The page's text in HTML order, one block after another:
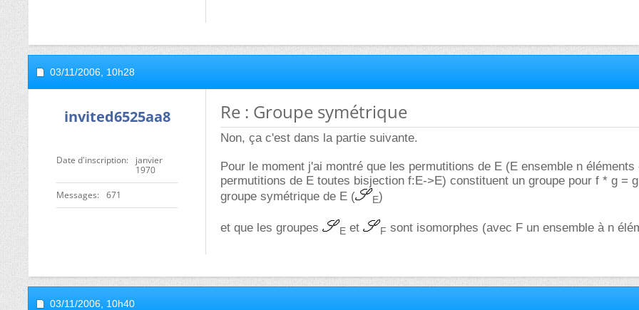
03/11/2006, 10h28
invited6525aa8
Date d'inscription
janvier
1970
Messages 671
Re : Groupe symétrique
Non, ça c'est dans la partie suivante.
Pour le moment j'ai montré que les permutitions de E (E ensemble n éléments
permutitions de E toutes bisjection f:E->E) constituent un groupe pour f * g =
groupe symétrique de E (
E)
et que les groupes E et F sont isomorphes (avec F un ensemble à n
03/11/2006, 10h40